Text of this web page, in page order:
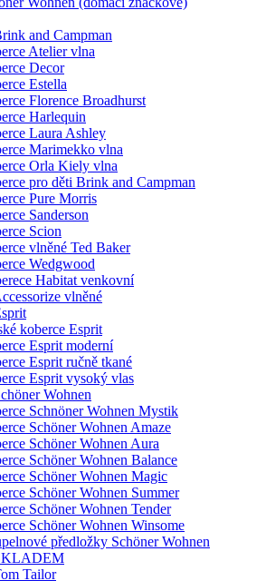
and Campman
Atelier vlna
Decor
Estella
Florence Broadhurst
Harlequin
Laura Ashley
Marimekko vlna
Orla Kiely vlna
pro děti Brink and Campman
Pure Morris
Sanderson
Scion
vlněné Ted Baker
Wedgwood
Habitat venkovní
vlněné
koberce Esprit
Esprit moderní
Esprit ručně tkané
Esprit vysoký vlas
Wohnen
Schnöner Wohnen Mystik
Schöner Wohnen Amaze
Schöner Wohnen Aura
Schöner Wohnen Balance
Schöner Wohnen Magic
Schöner Wohnen Summer
Schöner Wohnen Tender
Schöner Wohnen Winsome
předložky Schöner Wohnen
Tailor